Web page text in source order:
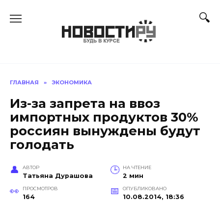
ГЛАВНАЯ » ЭКОНОМИКА
Из-за запрета на ввоз
импортных продуктов 30%
россиян вынуждены будут
голодать
АВТОР
Татьяна Дурашова
НА ЧТЕНИЕ
2 мин
ПРОСМОТРОВ
164
ОПУБЛИКОВАНО
10.08.2014, 18:36